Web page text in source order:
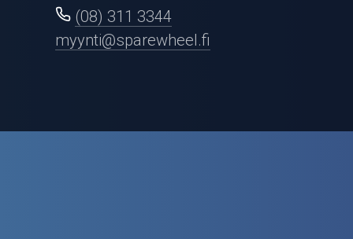
Renkaat ja vanteet
Öljyt ja kemikaalit
Outlet-tuotteet
(08) 311 3344
myynti@sparewheel.fi